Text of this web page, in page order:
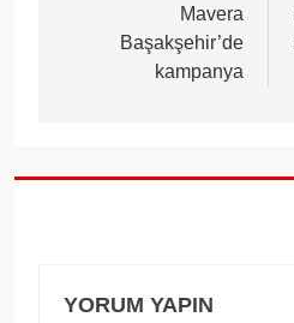
gezinmesiMavera
Başakşehir’de
kampanya
YORUM YAPIN